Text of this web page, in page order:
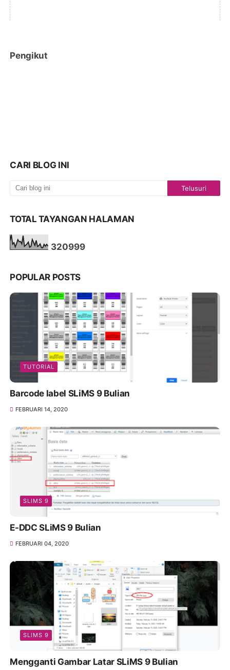
Pengikut
CARI BLOG INI
TOTAL TAYANGAN HALAMAN
320999
POPULAR POSTS
TUTORIAL
Barcode label SLiMS 9 Bulian
FEBRUARI 14, 2020
SLIMS 9
E-DDC SLiMS 9 Bulian
FEBRUARI 04, 2020
SLIMS 9
Mengganti Gambar Latar SLiMS 9 Bulian